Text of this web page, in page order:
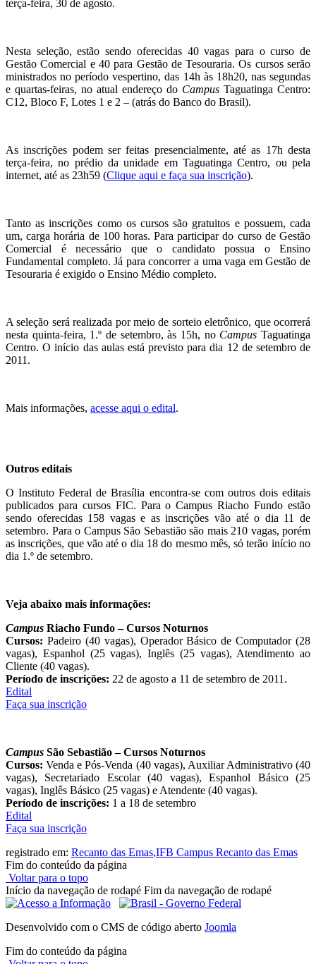
terça-feira, 30 de agosto.
Nesta seleção, estão sendo oferecidas 40 vagas para o curso de
Gestão Comercial e 40 para Gestão de Tesouraria. Os cursos serão
ministrados no período vespertino, das 14h às 18h20, nas segundas
e quartas-feiras, no atual endereço do Campus Taguatinga Centro:
C12, Bloco F, Lotes 1 e 2 – (atrás do Banco do Brasil).
As inscrições podem ser feitas presencialmente, até as 17h desta
terça-feira, no prédio da unidade em Taguatinga Centro, ou pela
internet, até as 23h59 (Clique aqui e faça sua inscrição).
Tanto as inscrições como os cursos são gratuitos e possuem, cada
um, carga horária de 100 horas. Para participar do curso de Gestão
Comercial é necessário que o candidato possua o Ensino
Fundamental completo. Já para concorrer a uma vaga em Gestão de
Tesouraria é exigido o Ensino Médio completo.
A seleção será realizada por meio de sorteio eletrônico, que ocorrerá
nesta quinta-feira, 1.º de setembro, às 15h, no Campus Taguatinga
Centro. O início das aulas está previsto para dia 12 de setembro de
2011.
Mais informações, acesse aqui o edital.
Outros editais
O Instituto Federal de Brasília encontra-se com outros dois editais
publicados para cursos FIC. Para o Campus Riacho Fundo estão
sendo oferecidas 158 vagas e as inscrições vão até o dia 11 de
setembro. Para o Campus São Sebastião são mais 210 vagas, porém
as inscrições, que vão até o dia 18 do mesmo mês, só terão início no
dia 1.º de setembro.
Veja abaixo mais informações:
Campus Riacho Fundo – Cursos Noturnos
Cursos: Padeiro (40 vagas), Operador Básico de Computador (28
vagas), Espanhol (25 vagas), Inglês (25 vagas), Atendimento ao
Cliente (40 vagas).
Período de inscrições: 22 de agosto a 11 de setembro de 2011.
Edital
Faça sua inscrição
Campus São Sebastião – Cursos Noturnos
Cursos: Venda e Pós-Venda (40 vagas), Auxiliar Administrativo (40
vagas), Secretariado Escolar (40 vagas), Espanhol Básico (25
vagas), Inglês Básico (25 vagas) e Atendente (40 vagas).
Período de inscrições: 1 a 18 de setembro
Edital
Faça sua inscrição
registrado em: Recanto das Emas,IFB Campus Recanto das Emas
Fim do conteúdo da página
Voltar para o topo
Início da navegação de rodapé Fim da navegação de rodapé
Desenvolvido com o CMS de código aberto Joomla
Fim do conteúdo da página